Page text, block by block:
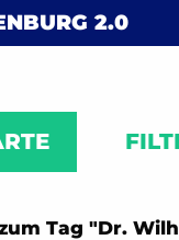
2.0
Tag "Dr.